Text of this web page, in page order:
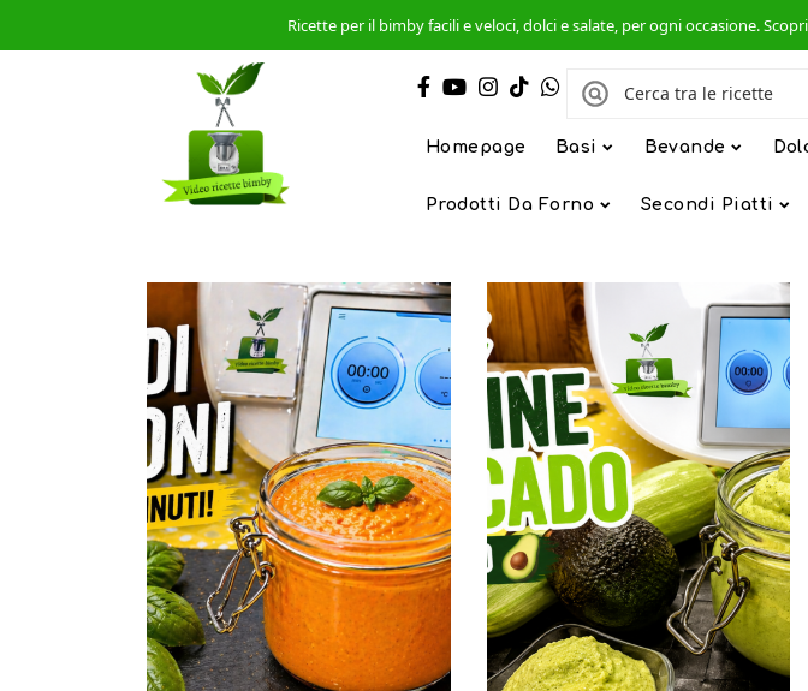
Ricette per il bimby facili e veloci, dolci e salate, per ogni occasione.
Homepage Basi Bevande
Prodotti Da Forno Secondi Piatti